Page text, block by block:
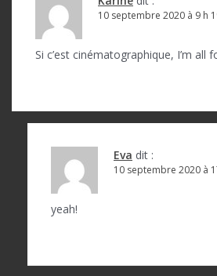
10 septembre 2020 à 9 h
Si c’est cinématographique, I’m all
Eva dit :
10 septembre 2020 à
yeah!